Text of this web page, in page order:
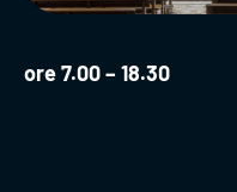
ore 7.00 – 18.30